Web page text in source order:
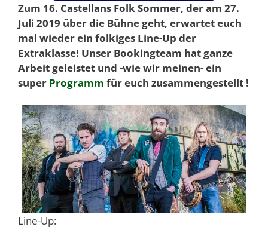
Zum 16. Castellans Folk Sommer, der am 27.
Juli 2019 über die Bühne geht, erwartet euch
mal wieder ein folkiges Line-Up der
Extraklasse! Unser Bookingteam hat ganze
Arbeit geleistet und -wie wir meinen- ein
super Programm für euch zusammengestellt !
Line-Up: